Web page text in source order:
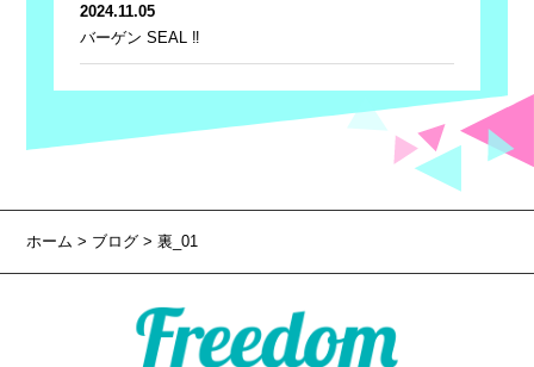
2024.11.05
バーゲン SEAL ‼
ホーム> ブログ > 裏_01